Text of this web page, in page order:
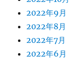
2022年9月
2022年8月
2022年7月
2022年6月